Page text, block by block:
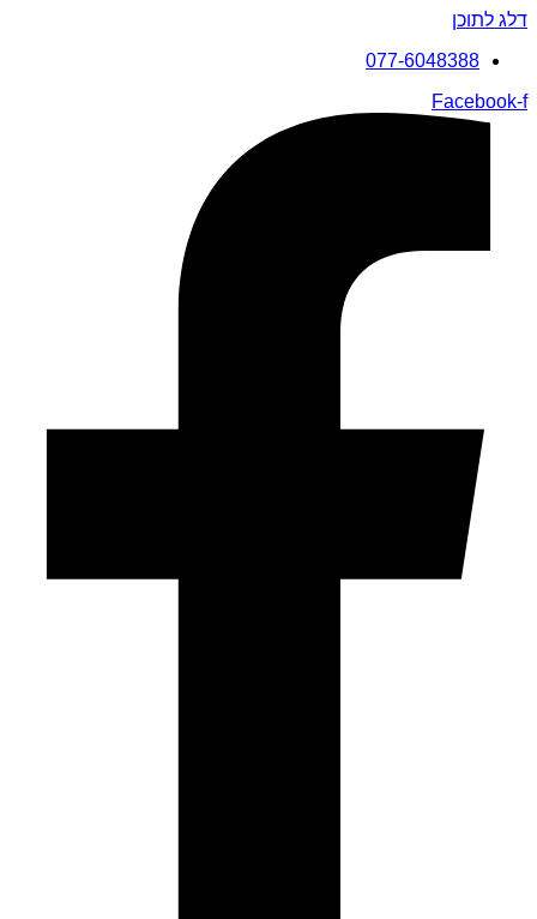
דלג לתוכן
077-6048388
Facebook-f